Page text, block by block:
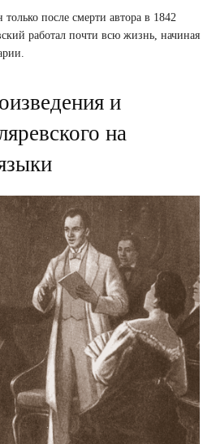
после смерти автора в 1842
работал почти всю жизнь, начиная
и
на